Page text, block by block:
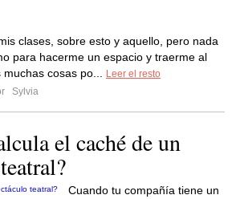
clases, sobre esto y aquello, pero nada
para hacerme un espacio y traerme al
cosas po...
Leer el resto
Sylvia
el caché de un
Cuando tu compañía tiene un